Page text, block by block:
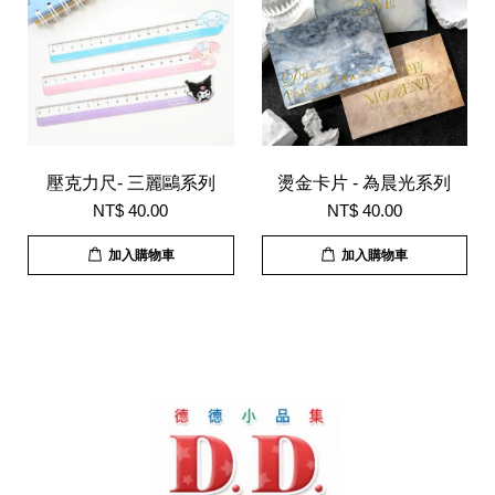
壓克力尺- 三麗鷗系列
NT$ 40.00
加入購物車
燙金卡片 - 為晨光系列
NT$ 40.00
加入購物車